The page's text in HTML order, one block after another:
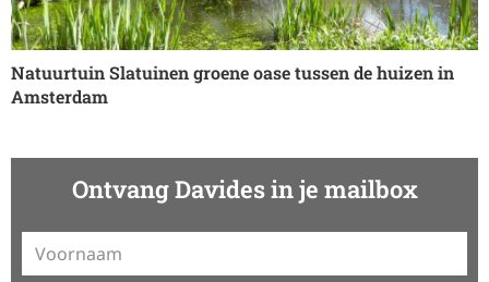
Natuurtuin Slatuinen groene oase tussen de huizen in
Amsterdam
Ontvang Davides in je mailbox